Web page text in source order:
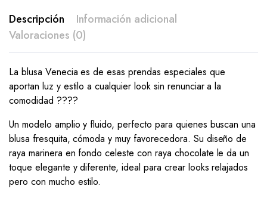
Descripción
Información adicional
Valoraciones (0)
La blusa Venecia es de esas prendas especiales que
aportan luz y estilo a cualquier look sin renunciar a la
comodidad ????
Un modelo amplio y fluido, perfecto para quienes buscan una
blusa fresquita, cómoda y muy favorecedora. Su diseño de
raya marinera en fondo celeste con raya chocolate le da un
toque elegante y diferente, ideal para crear looks relajados
pero con mucho estilo.